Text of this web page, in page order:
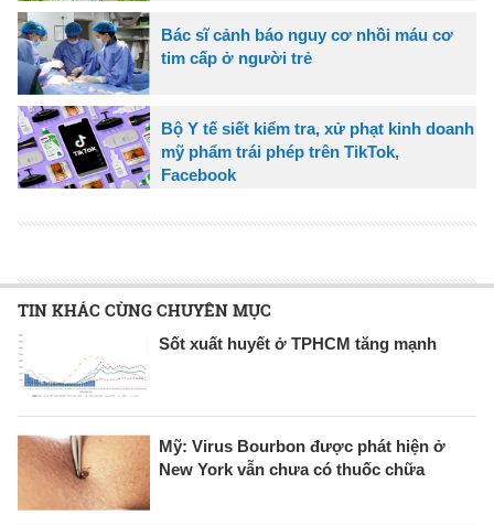
Bác sĩ cảnh báo nguy cơ nhồi máu cơ
tim cấp ở người trẻ
Bộ Y tế siết kiểm tra, xử phạt kinh doanh
mỹ phẩm trái phép trên TikTok,
Facebook
TIN KHÁC CÙNG CHUYÊN MỤC
Sốt xuất huyết ở TPHCM tăng mạnh
Mỹ: Virus Bourbon được phát hiện ở
New York vẫn chưa có thuốc chữa